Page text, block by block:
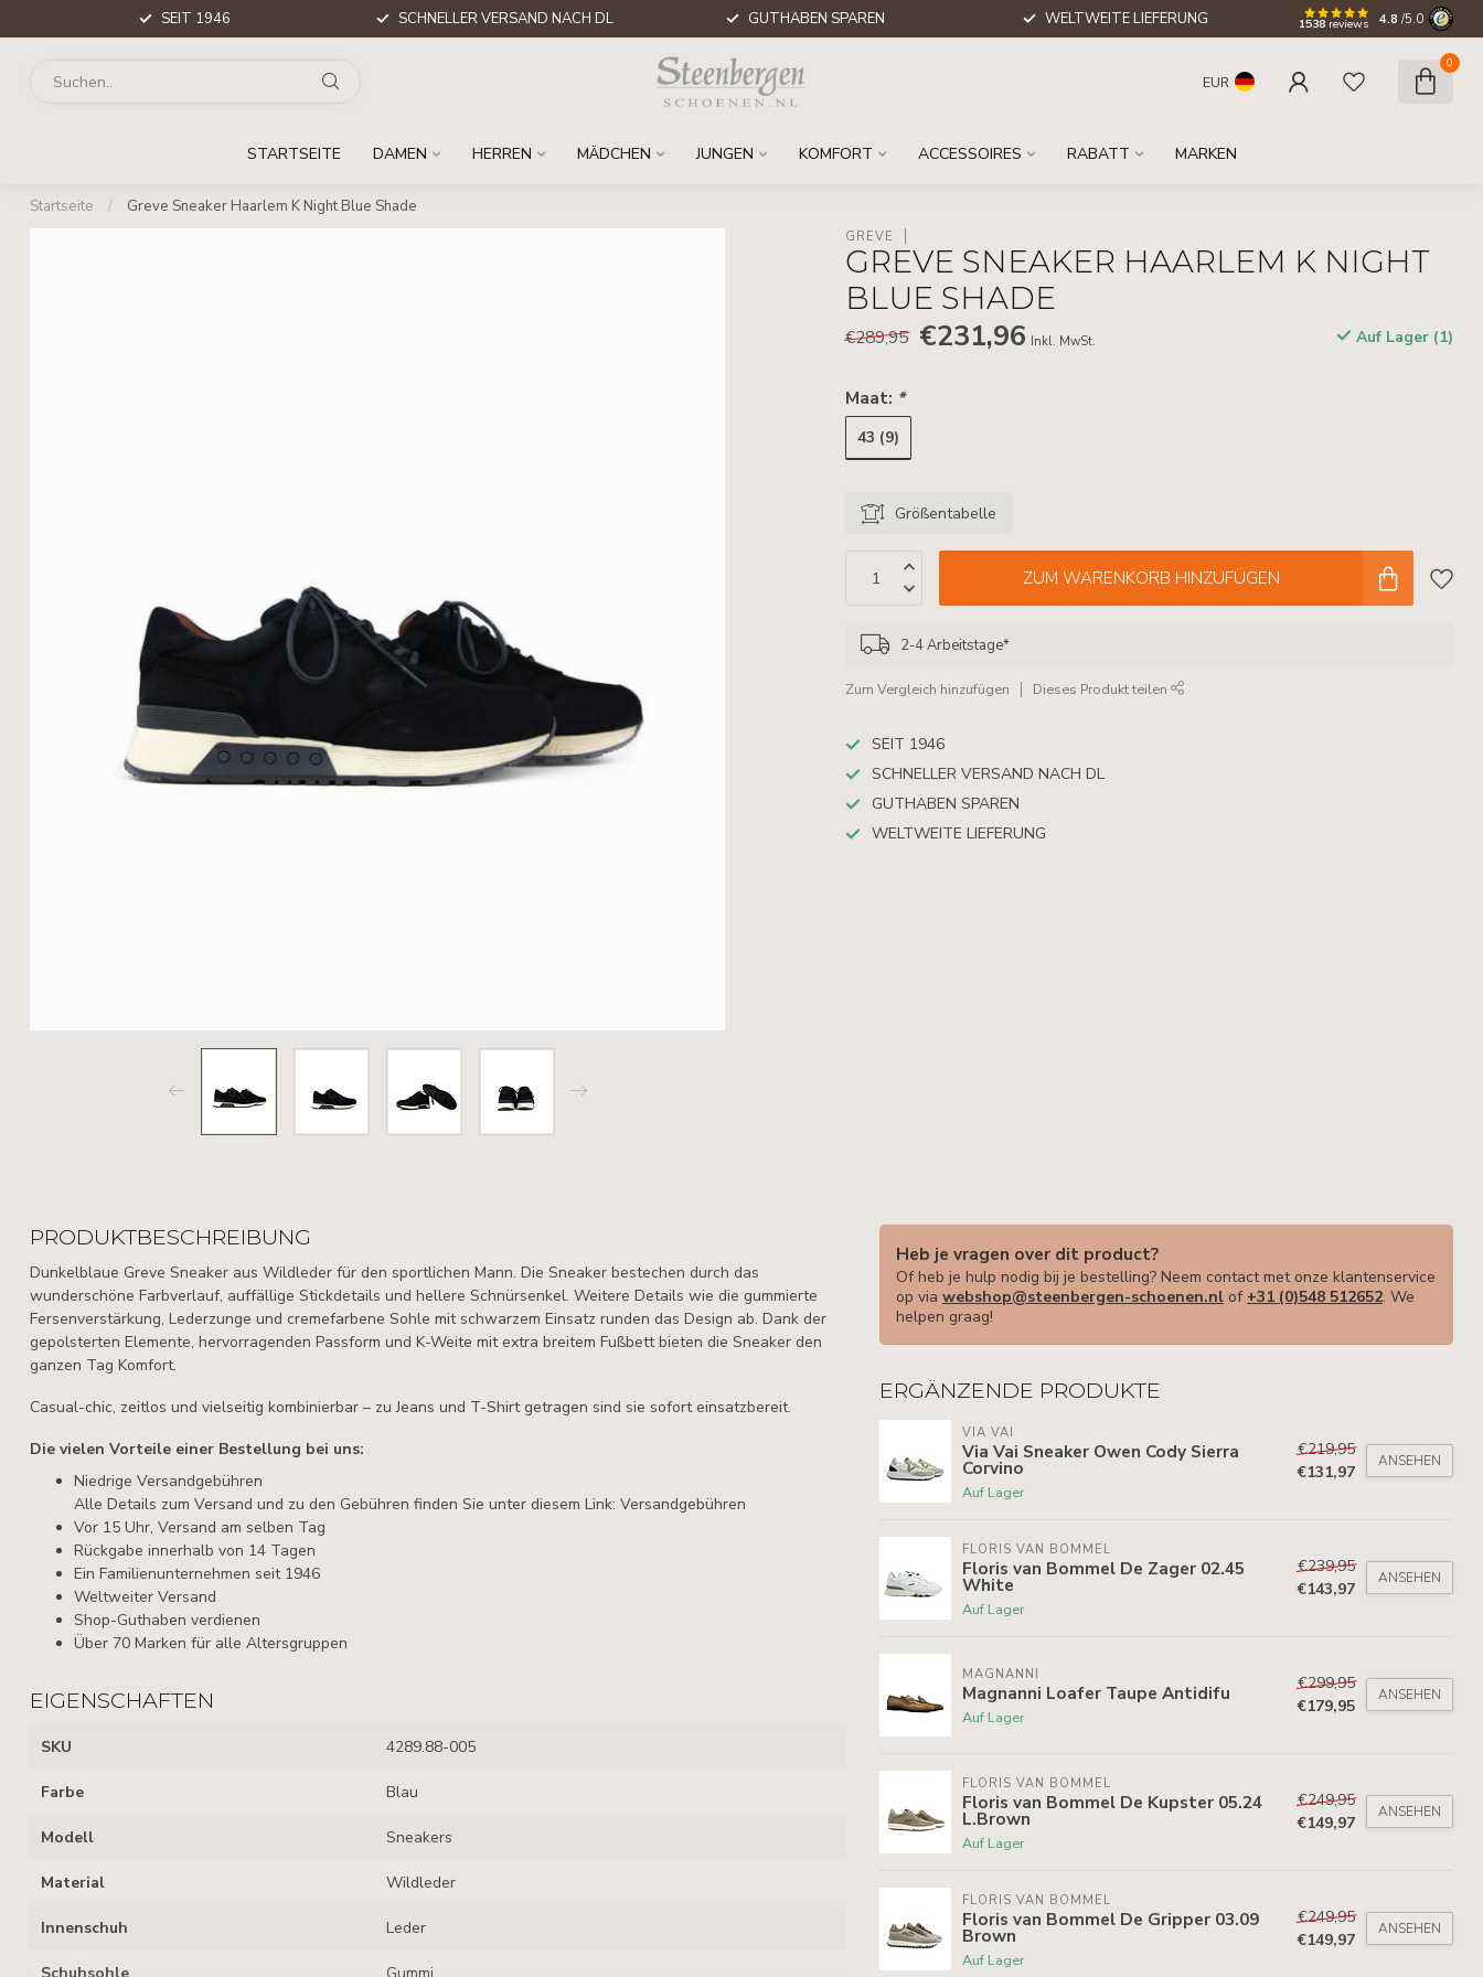
SEIT 1946 SCHNELLER VERSAND NACH DL GUTHABEN SPAREN WELTWEITE LIEFERUNG 1538 reviews 4.8 /5.0
EUR
0
STARTSEITE DAMEN HERREN MÄDCHEN JUNGEN KOMFORT ACCESSOIRES RABATT MARKEN
Startseite / Greve Sneaker Haarlem K Night Blue Shade
GREVE
GREVE SNEAKER HAARLEM K NIGHT
BLUE SHADE
€289,95 €231,96 Inkl. MwSt. Auf Lager (1)
Maat: *
43 (9)
Größentabelle
ZUM WARENKORB HINZUFÜGEN
2-4 Arbeitstage*
Zum Vergleich hinzufügen Dieses Produkt teilen
SEIT 1946
SCHNELLER VERSAND NACH DL
GUTHABEN SPAREN
WELTWEITE LIEFERUNG
PRODUKTBESCHREIBUNG
Dunkelblaue Greve Sneaker aus Wildleder für den sportlichen Mann. Die Sneaker bestechen durch das
wunderschöne Farbverlauf, auffällige Stickdetails und hellere Schnürsenkel. Weitere Details wie die gummierte
Fersenverstärkung, Lederzunge und cremefarbene Sohle mit schwarzem Einsatz runden das Design ab. Dank der
gepolsterten Elemente, hervorragenden Passform und K-Weite mit extra breitem Fußbett bieten die Sneaker den
ganzen Tag Komfort.
Casual-chic, zeitlos und vielseitig kombinierbar – zu Jeans und T-Shirt getragen sind sie sofort einsatzbereit.
Die vielen Vorteile einer Bestellung bei uns:
Niedrige Versandgebühren
Alle Details zum Versand und zu den Gebühren finden Sie unter diesem Link: Versandgebühren
Vor 15 Uhr, Versand am selben Tag
Rückgabe innerhalb von 14 Tagen
Ein Familienunternehmen seit 1946
Weltweiter Versand
Shop-Guthaben verdienen
Über 70 Marken für alle Altersgruppen
EIGENSCHAFTEN
SKU 4289.88-005
Farbe Blau
Modell Sneakers
Material Wildleder
Innenschuh Leder
Heb je vragen over dit product?
Of heb je hulp nodig bij je bestelling? Neem contact met onze klantenservice
op via webshop@steenbergen-schoenen.nl of +31 (0)548 512652. We
helpen graag!
ERGÄNZENDE PRODUKTE
VIA VAI
Via Vai Sneaker Owen Cody Sierra
Corvino
Auf Lager
€219,95
€131,97
ANSEHEN
FLORIS VAN BOMMEL
Floris van Bommel De Zager 02.45
White
Auf Lager
€239,95
€143,97
ANSEHEN
MAGNANNI
Magnanni Loafer Taupe Antidifu
Auf Lager
€299,95
€179,95
ANSEHEN
FLORIS VAN BOMMEL
Floris van Bommel De Kupster 05.24
L.Brown
Auf Lager
€249,95
€149,97
ANSEHEN
FLORIS VAN BOMMEL
Floris van Bommel De Gripper 03.09
Brown
Auf Lager
€249,95
€149,97
ANSEHEN